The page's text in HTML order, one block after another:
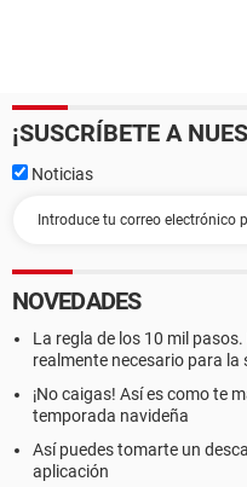
¡SUSCRÍBETE A
Noticias
NOVEDADES
La regla de los 10 mil
realmente necesario para la
¡No caigas! Así es como te
temporada navideña
Así puedes tomarte un
aplicación